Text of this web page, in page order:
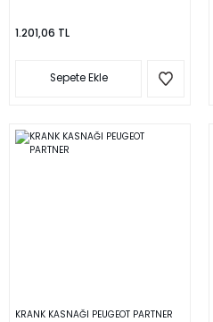
1.201,06 TL
Sepete Ekle
KRANK KASNAĞI PEUGEOT PARTNER